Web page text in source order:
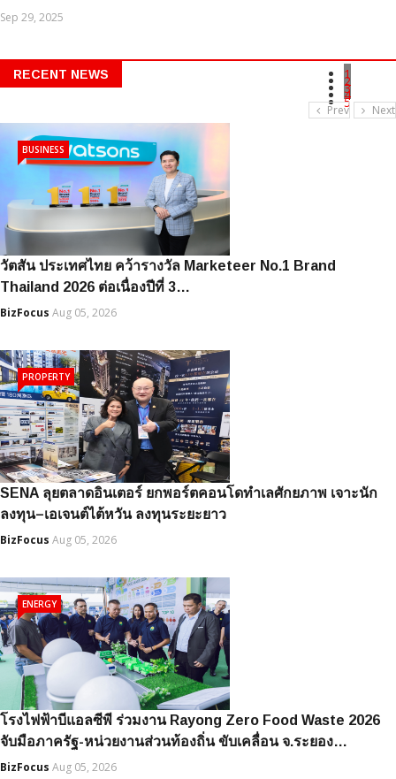
Sep 29, 2025
RECENT NEWS 1
2
3
4
5
Prev Next
วัตสัน ประเทศไทย คว้ารางวัล Marketeer No.1 Brand
Thailand 2026 ต่อเนื่องปีที่ 3…
BizFocus Aug 05, 2026
BUSINESS
SENA ลุยตลาดอินเตอร์ ยกพอร์ตคอนโดทำเลศักยภาพ เจาะนัก
ลงทุน–เอเจนต์ไต้หวัน ลงทุนระยะยาว
BizFocus Aug 05, 2026
PROPERTY
โรงไฟฟ้าบีแอลซีพี ร่วมงาน Rayong Zero Food Waste 2026
จับมือภาครัฐ-หน่วยงานส่วนท้องถิ่น ขับเคลื่อน จ.ระยอง…
BizFocus Aug 05, 2026
ENERGY